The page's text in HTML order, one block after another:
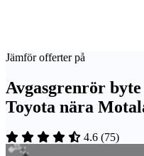
Jämför offerter på
Avgasgrenrör
Toyota nära
4.6 (75)